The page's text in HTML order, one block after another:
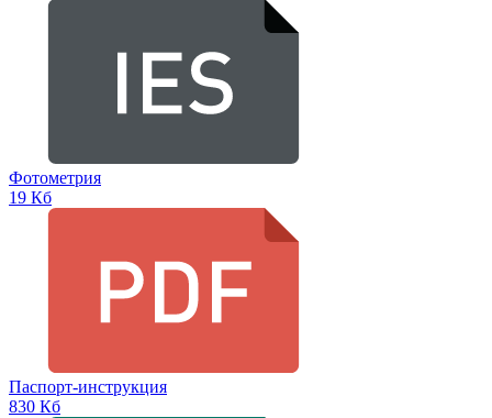
Фотометрия
19 Кб
Паспорт-инструкция
830 Кб